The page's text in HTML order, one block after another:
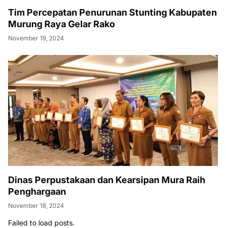
Tim Percepatan Penurunan Stunting Kabupaten
Murung Raya Gelar Rako
November 19, 2024
Dinas Perpustakaan dan Kearsipan Mura Raih
Penghargaan
November 18, 2024
Failed to load posts.